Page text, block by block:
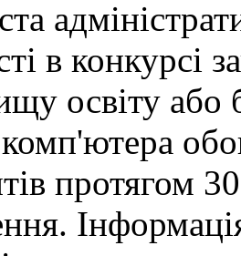
в конкурсі
освіту або
протягом